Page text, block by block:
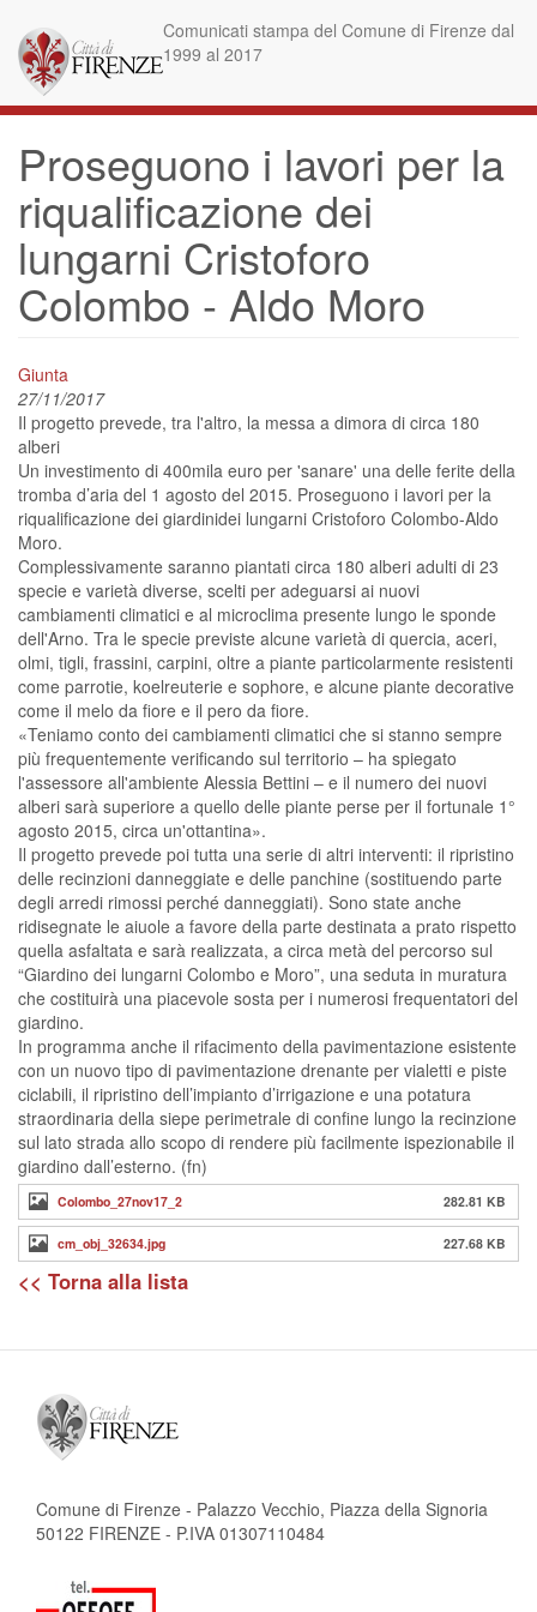
main
content
Comunicati stampa del Comune di Firenze dal
1999 al 2017
Proseguono i lavori per la
riqualificazione dei
lungarni Cristoforo
Colombo - Aldo Moro
Giunta
27/11/2017
Il progetto prevede, tra l'altro, la messa a dimora di circa 180
alberi
Un investimento di 400mila euro per 'sanare' una delle ferite della
tromba d’aria del 1 agosto del 2015. Proseguono i lavori per la
riqualificazione dei giardinidei lungarni Cristoforo Colombo-Aldo
Moro.
Complessivamente saranno piantati circa 180 alberi adulti di 23
specie e varietà diverse, scelti per adeguarsi ai nuovi
cambiamenti climatici e al microclima presente lungo le sponde
dell'Arno. Tra le specie previste alcune varietà di quercia, aceri,
olmi, tigli, frassini, carpini, oltre a piante particolarmente resistenti
come parrotie, koelreuterie e sophore, e alcune piante decorative
come il melo da fiore e il pero da fiore.
«Teniamo conto dei cambiamenti climatici che si stanno sempre
più frequentemente verificando sul territorio – ha spiegato
l'assessore all'ambiente Alessia Bettini – e il numero dei nuovi
alberi sarà superiore a quello delle piante perse per il fortunale 1°
agosto 2015, circa un'ottantina».
Il progetto prevede poi tutta una serie di altri interventi: il ripristino
delle recinzioni danneggiate e delle panchine (sostituendo parte
degli arredi rimossi perché danneggiati). Sono state anche
ridisegnate le aiuole a favore della parte destinata a prato rispetto
quella asfaltata e sarà realizzata, a circa metà del percorso sul
“Giardino dei lungarni Colombo e Moro”, una seduta in muratura
che costituirà una piacevole sosta per i numerosi frequentatori del
giardino.
In programma anche il rifacimento della pavimentazione esistente
con un nuovo tipo di pavimentazione drenante per vialetti e piste
ciclabili, il ripristino dell’impianto d’irrigazione e una potatura
straordinaria della siepe perimetrale di confine lungo la recinzione
sul lato strada allo scopo di rendere più facilmente ispezionabile il
giardino dall’esterno. (fn)
Colombo_27nov17_2 282.81 KB
cm_obj_32634.jpg 227.68 KB
<< Torna alla lista
Comune di Firenze - Palazzo Vecchio, Piazza della Signoria
50122 FIRENZE - P.IVA 01307110484